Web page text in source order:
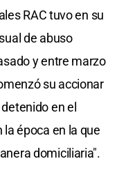
RAC tuvo en su
de abuso
y entre marzo
su accionar
en el
época en la que
domiciliaria".